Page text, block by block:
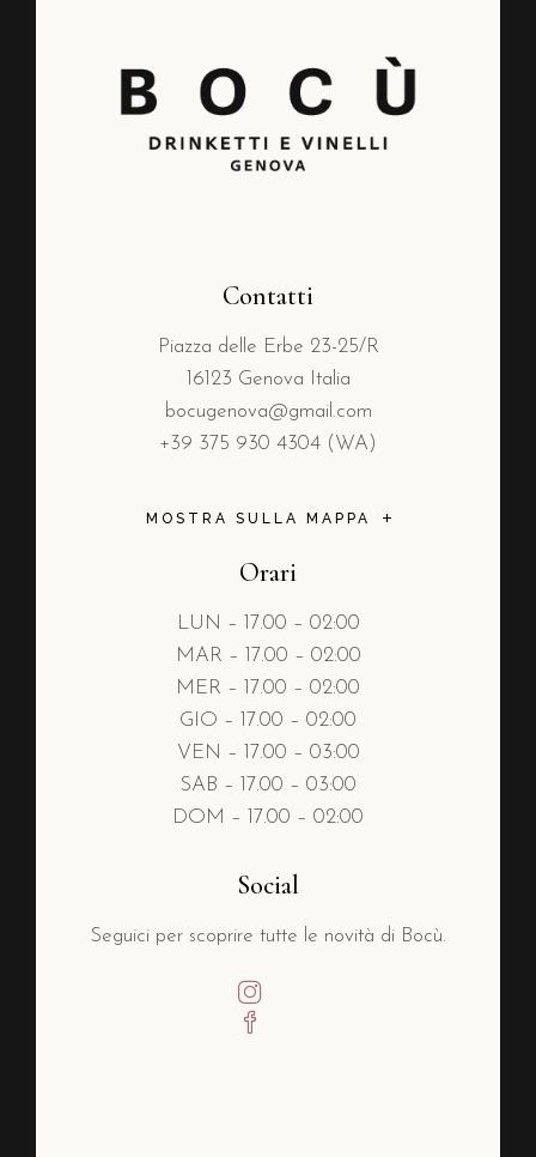
Contatti
Piazza delle Erbe 23-25/R
16123 Genova Italia
bocugenova@gmail.com
+39 375 930 4304 (WA)
MOSTRA SULLA MAPPA
Orari
LUN – 17.00 – 02:00
MAR – 17.00 – 02:00
MER – 17.00 – 02:00
GIO – 17.00 – 02:00
VEN – 17.00 – 03:00
SAB – 17.00 – 03:00
DOM – 17.00 – 02:00
Social
Seguici per scoprire tutte le novità di Bocù.